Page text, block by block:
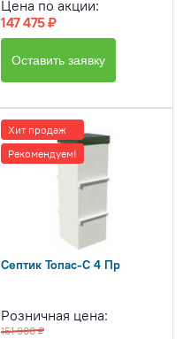
Цена по акции:
147 475 ₽
Оставить заявку
Хит продаж
Рекомендуем!
Септик Топас-С 4 Пр
Розничная цена:
151 900 ₽